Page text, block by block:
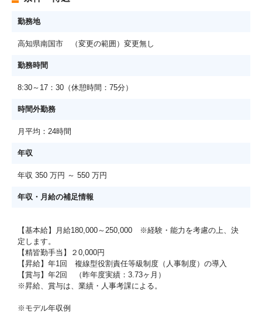
勤務地
高知県南国市 （変更の範囲）変更無し
勤務時間
8:30～17：30（休憩時間：75分）
時間外勤務
月平均：24時間
年収
年収 350 万円 ～ 550 万円
年収・月給の補足情報
【基本給】月給180,000～250,000 ※経験・能力を考慮の上、決
定します。
【精皆勤手当】２0,000円
【昇給】年1回 複線型役割責任等級制度（人事制度）の導入
【賞与】年2回 （昨年度実績：3.73ヶ月）
※昇給、賞与は、業績・人事考課による。
※モデル年収例